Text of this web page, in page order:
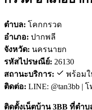
ตำบล: โคกกรวด
อำเภอ: ปากพลี
จังหวัด: นครนายก
รหัสไปรษณีย์: 26130
สถานะบริการ:
พร้อมใ
ติดต่อ: LINE: @tan3bb |
ติดตั้งเน็ตบ้าน 3BB ที่ตำ